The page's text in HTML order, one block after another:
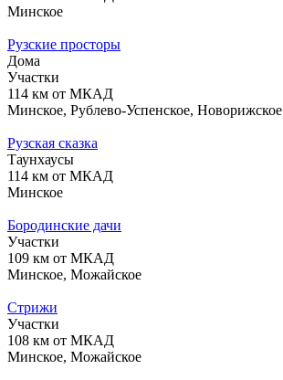
Минское
Рузские просторы
Дома
Участки
114 км от МКАД
Минское, Рублево-Успенское, Новорижское
Рузская сказка
Таунхаусы
114 км от МКАД
Минское
Бородинские дачи
Участки
109 км от МКАД
Минское, Можайское
Стрижи
Участки
108 км от МКАД
Минское, Можайское